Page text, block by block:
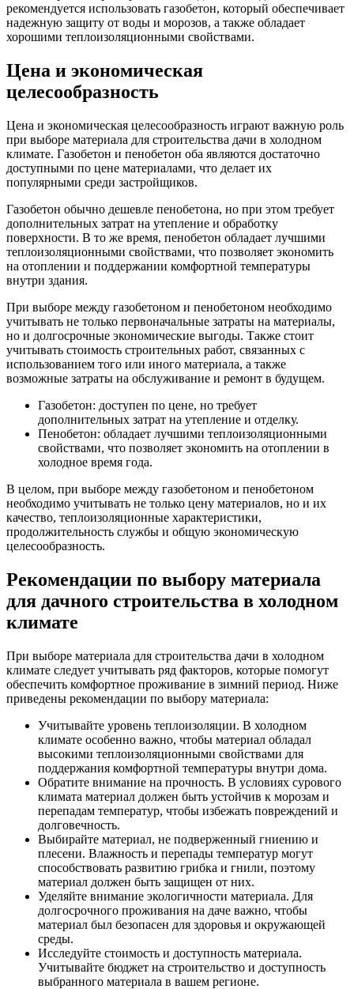
рекомендуется использовать газобетон, который обеспечивает
надежную защиту от воды и морозов, а также обладает
хорошими теплоизоляционными свойствами.
Цена и экономическая
целесообразность
Цена и экономическая целесообразность играют важную роль
при выборе материала для строительства дачи в холодном
климате. Газобетон и пенобетон оба являются достаточно
доступными по цене материалами, что делает их
популярными среди застройщиков.
Газобетон обычно дешевле пенобетона, но при этом требует
дополнительных затрат на утепление и обработку
поверхности. В то же время, пенобетон обладает лучшими
теплоизоляционными свойствами, что позволяет экономить
на отоплении и поддержании комфортной температуры
внутри здания.
При выборе между газобетоном и пенобетоном необходимо
учитывать не только первоначальные затраты на материалы,
но и долгосрочные экономические выгоды. Также стоит
учитывать стоимость строительных работ, связанных с
использованием того или иного материала, а также
возможные затраты на обслуживание и ремонт в будущем.
Газобетон: доступен по цене, но требует
дополнительных затрат на утепление и отделку.
Пенобетон: обладает лучшими теплоизоляционными
свойствами, что позволяет экономить на отоплении в
холодное время года.
В целом, при выборе между газобетоном и пенобетоном
необходимо учитывать не только цену материалов, но и их
качество, теплоизоляционные характеристики,
продолжительность службы и общую экономическую
целесообразность.
Рекомендации по выбору материала
для дачного строительства в холодном
климате
При выборе материала для строительства дачи в холодном
климате следует учитывать ряд факторов, которые помогут
обеспечить комфортное проживание в зимний период. Ниже
приведены рекомендации по выбору материала:
Учитывайте уровень теплоизоляции. В холодном
климате особенно важно, чтобы материал обладал
высокими теплоизоляционными свойствами для
поддержания комфортной температуры внутри дома.
Обратите внимание на прочность. В условиях сурового
климата материал должен быть устойчив к морозам и
перепадам температур, чтобы избежать повреждений и
долговечность.
Выбирайте материал, не подверженный гниению и
плесени. Влажность и перепады температур могут
способствовать развитию грибка и гнили, поэтому
материал должен быть защищен от них.
Уделяйте внимание экологичности материала. Для
долгосрочного проживания на даче важно, чтобы
материал был безопасен для здоровья и окружающей
среды.
Исследуйте стоимость и доступность материала.
Учитывайте бюджет на строительство и доступность
выбранного материала в вашем регионе.